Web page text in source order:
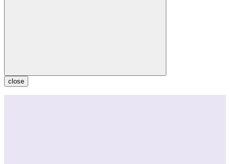
close